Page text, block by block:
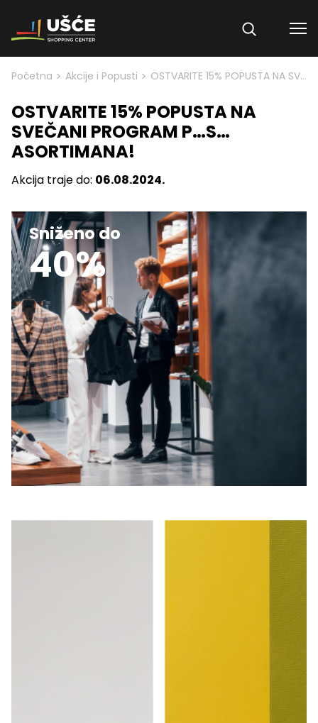
Skip to content
Početna > Akcije i Popusti > OSTVARITE 15% POPUSTA NA SVEČANI PROGRAM P…S… ASORTIMANA!
OSTVARITE 15% POPUSTA NA
SVEČANI PROGRAM P…S…
ASORTIMANA!
Akcija traje do: 06.08.2024.
Sniženo do
40%